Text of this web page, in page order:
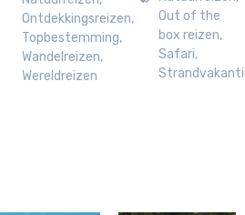
Ontdekkingsreizen,
Topbestemming,
Wandelreizen,
Wereldreizen
Out of the
box reizen,
Safari,